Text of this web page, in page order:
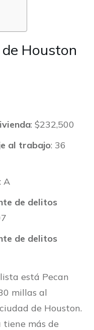
Houston
: $232,500
al trabajo: 36
: A
de delitos
de delitos
está Pecan
millas al
de Houston.
tiene más de